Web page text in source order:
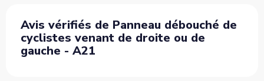
Avis vérifiés de Panneau débouché de
cyclistes venant de droite ou de
gauche - A21